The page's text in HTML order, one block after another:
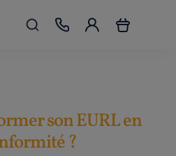
son EURL en
?